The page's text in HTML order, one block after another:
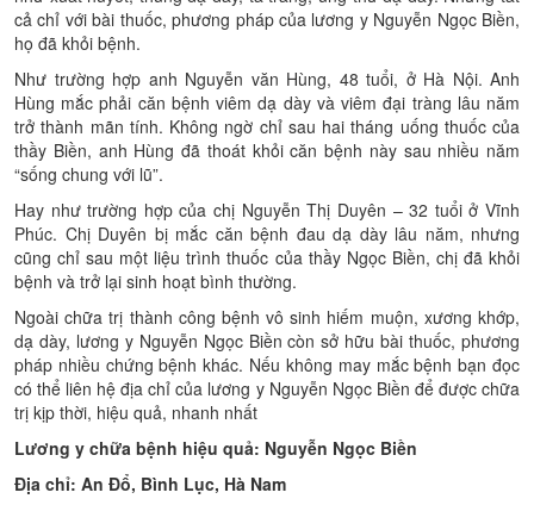
cả chỉ với bài thuốc, phương pháp của lương y Nguyễn Ngọc Biền,
họ đã khỏi bệnh.
Như trường hợp anh Nguyễn văn Hùng, 48 tuổi, ở Hà Nội. Anh
Hùng mắc phải căn bệnh viêm dạ dày và viêm đại tràng lâu năm
trở thành mãn tính. Không ngờ chỉ sau hai tháng uống thuốc của
thầy Biền, anh Hùng đã thoát khỏi căn bệnh này sau nhiều năm
“sống chung với lũ”.
Hay như trường hợp của chị Nguyễn Thị Duyên – 32 tuổi ở Vĩnh
Phúc. Chị Duyên bị mắc căn bệnh đau dạ dày lâu năm, nhưng
cũng chỉ sau một liệu trình thuốc của thầy Ngọc Biền, chị đã khỏi
bệnh và trở lại sinh hoạt bình thường.
Ngoài chữa trị thành công bệnh vô sinh hiếm muộn, xương khớp,
dạ dày, lương y Nguyễn Ngọc Biền còn sở hữu bài thuốc, phương
pháp nhiều chứng bệnh khác. Nếu không may mắc bệnh bạn đọc
có thể liên hệ địa chỉ của lương y Nguyễn Ngọc Biền để được chữa
trị kịp thời, hiệu quả, nhanh nhất
Lương y chữa bệnh hiệu quả: Nguyễn Ngọc Biền
Địa chỉ: An Đổ, Bình Lục, Hà Nam